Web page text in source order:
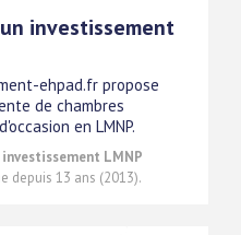
investissement
ehpad.fr propose
de chambres
en LMNP.
LMNP
depuis 13 ans (2013).